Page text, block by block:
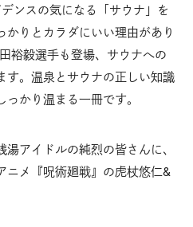
ンスの気になる「サウナ」を
かりとカラダにいい理由があり
裕毅選手も登場、サウナへの
す。温泉とサウナの正しい知識
かり温まる一冊です。
アイドルの純烈の皆さんに、
ニメ『呪術廻戦』の虎杖悠仁&